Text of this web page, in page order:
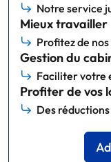
Notre service
Mieux travailler
Profitez de
Gestion du
Faciliter votre
Profiter de vos
Des